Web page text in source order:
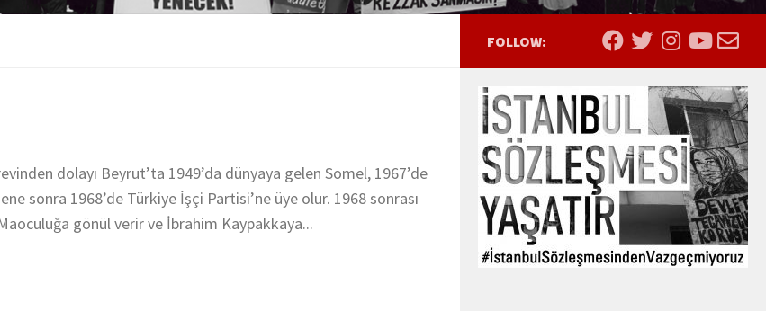
dolayı Beyrut’ta 1949’da dünyaya gelen Somel, 1967’de
sonra 1968’de Türkiye İşçi Partisi’ne üye olur. 1968 sonrası
gönül verir ve İbrahim Kaypakkaya...
FOLLOW: